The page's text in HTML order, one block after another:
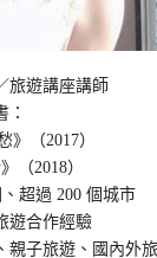
旅遊講座講師
：
》（2017）
（2018）
超過 200 個城市
遊合作經驗
親子旅遊、國內外